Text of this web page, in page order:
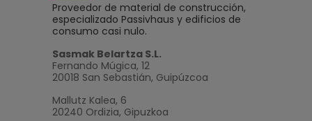
Proveedor de material de construcción,
especializado Passivhaus y edificios de
consumo casi nulo.
Sasmak Belartza S.L.
Fernando Múgica, 12
20018 San Sebastián, Guipúzcoa
Mallutz Kalea, 6
20240 Ordizia, Gipuzkoa